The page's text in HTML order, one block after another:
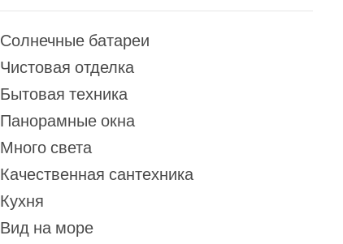
Солнечные батареи
Чистовая отделка
Бытовая техника
Панорамные окна
Много света
Качественная сантехника
Кухня
Вид на море